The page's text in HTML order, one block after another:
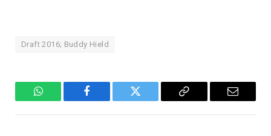
Draft 2016; Buddy Hield
WhatsAppFacebook Twitter
Copiar
E-